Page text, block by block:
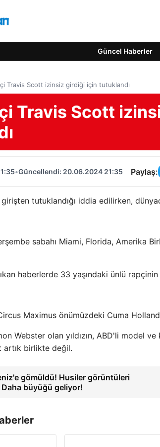
Güncel Haberler
Travis Scott izinsiz girdiği için tutuklandı
Travis Scott
•Güncellendi: 20.06.2024 21:35 Paylaş:
tutuklandığı iddia edilirken,
sabahı Miami, Florida, Amerika
haberlerde 33 yaşındaki ünlü
Maximus önümüzdeki Cuma
Webster olan yıldızın, ABD'li model
birlikte değil.
gömüldü! Husiler görüntüleri
büyüğü geliyor!